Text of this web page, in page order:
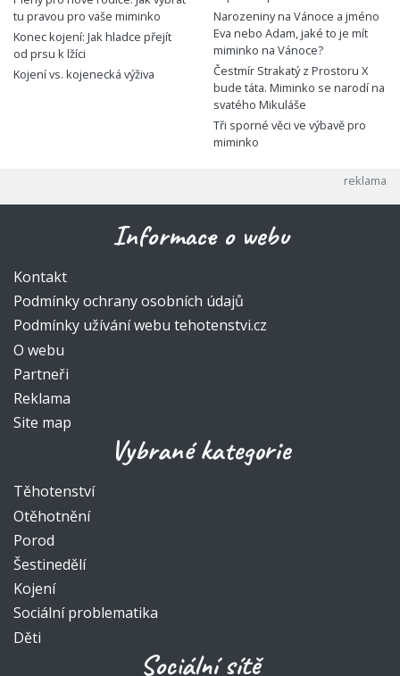
tu pravou pro vaše miminko
Konec kojení: Jak hladce přejít
od prsu k lžíci
Kojení vs. kojenecká výživa
Narozeniny na Vánoce a jméno
Eva nebo Adam, jaké to je mít
miminko na Vánoce?
Čestmír Strakatý z Prostoru X
bude táta. Miminko se narodí na
svatého Mikuláše
Tři sporné věci ve výbavě pro
miminko
Informace o webu
Kontakt
Podmínky ochrany osobních údajů
Podmínky užívání webu tehotenstvi.cz
O webu
Partneři
Reklama
Site map
Vybrané kategorie
Těhotenství
Otěhotnění
Porod
Šestinedělí
Kojení
Sociální problematika
Děti
Sociální sítě